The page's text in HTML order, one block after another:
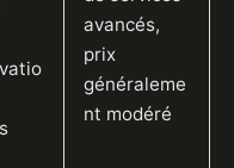
avancés,
prix
généraleme
nt modéré